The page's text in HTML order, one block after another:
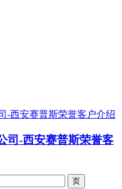
司-西安赛普斯荣誉客